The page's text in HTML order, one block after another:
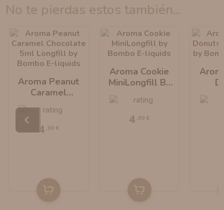
no te pierdas estos también...
Aroma Peanut
Caramel
MiniLongfill By
Bombo E-Liquids
4 ,90 €
Aroma Cookie
MiniLongfill By
4 ,90 €